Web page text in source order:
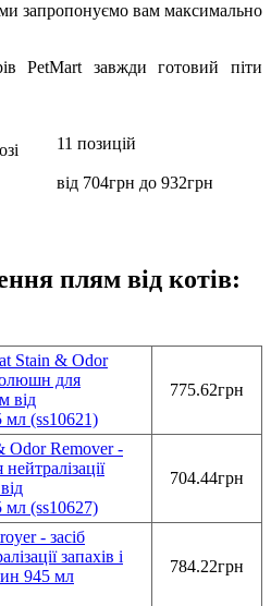
запропонуємо вам максимально
PetMart завжди готовий піти
11 позицій
від 704грн до 932грн
плям від котів:
Stain & Odor
для
від
мл (ss10621)
775.62грн
Odor Remover -
мл (ss10627)
704.44грн
- засіб
запахів і
945 мл
784.22грн